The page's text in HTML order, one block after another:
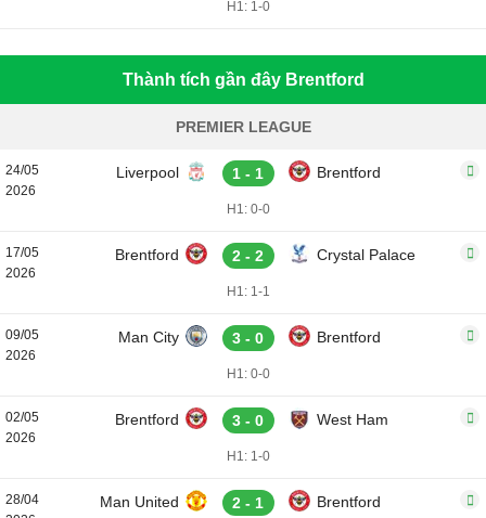
H1: 1-0
Thành tích gần đây Brentford
PREMIER LEAGUE
24/05
2026
Liverpool 1 - 1 Brentford
H1: 0-0
17/05
2026
Brentford 2 - 2 Crystal Palace
H1: 1-1
09/05
2026
Man City 3 - 0 Brentford
H1: 0-0
02/05
2026
Brentford 3 - 0 West Ham
H1: 1-0
28/04
Man United 2 - 1 Brentford